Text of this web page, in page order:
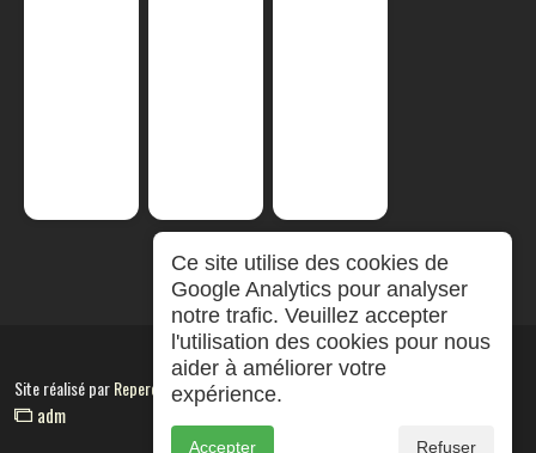
Site réalisé parRepereCom
adm
Ce site utilise des cookies de
Google Analytics pour analyser
notre trafic. Veuillez accepter
l'utilisation des cookies pour nous
aider à améliorer votre
expérience.
Accepter Refuser